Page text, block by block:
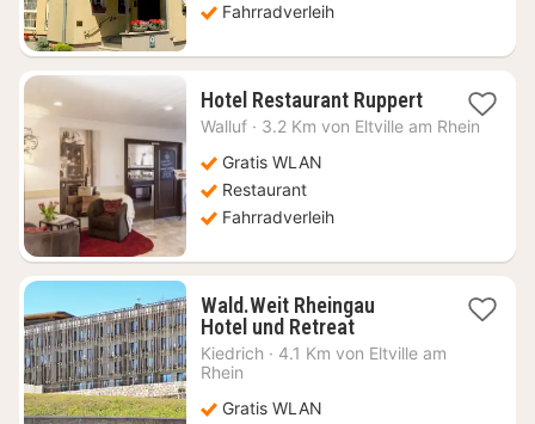
Fahrradverleih
Hotel Restaurant Ruppert1
Nacht
Walluf · 3.2 Km von Eltville am Rhein
Gratis WLAN
Restaurant
Fahrradverleih
Wald.Weit Rheingau
Hotel und Retreat1
Nacht
Kiedrich · 4.1 Km von Eltville am
Rhein
Gratis WLAN